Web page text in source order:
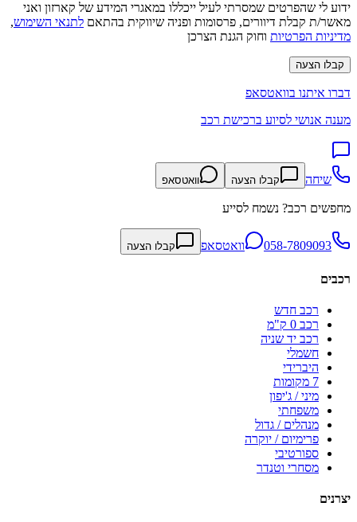
ידוע לי שהפרטים שמסרתי לעיל ייכללו במאגרי המידע של קארזון ואני
מאשר/ת קבלת דיוורים, פרסומות ופניה שיווקית בהתאם לתנאי השימוש,
מדיניות הפרטיות וחוק הגנת הצרכן
קבלו הצעה
דברו איתנו בוואטסאפ
מענה אנושי לסיוע ברכישת רכב
שיחה קבלו הצעה וואטסאפ
מחפשים רכב? נשמח לסייע
058-7809093 וואטסאפ קבלו הצעה
רכבים
רכב חדש
רכב 0 ק"מ
רכב יד שניה
חשמלי
היברידי
7 מקומות
מיני / ג'יפון
משפחתי
מנהלים / גדול
פרימיום / יוקרה
ספורטיבי
מסחרי וטנדר
יצרנים